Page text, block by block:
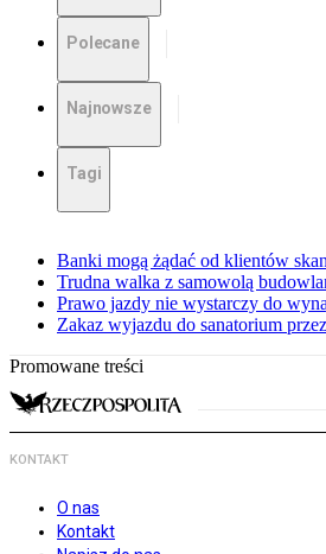
Polecane
Najnowsze
Tagi
Banki mogą żądać od klientów
Trudna walka z samowolą
Prawo jazdy nie wystarczy do
Zakaz wyjazdu do sanatorium
Promowane treści
KONTAKT
O nas
Kontakt